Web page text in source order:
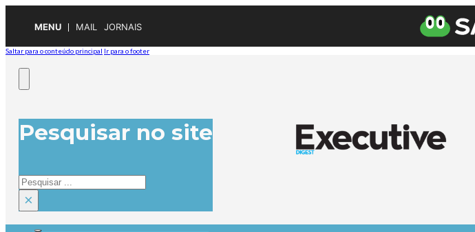
MENU MAIL JORNAIS
Saltar para o conteúdo principal Ir para o footer
Pesquisar no site
Pesquisar
×